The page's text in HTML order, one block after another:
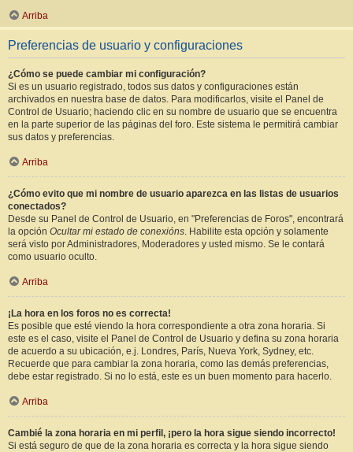
Arriba
Preferencias de usuario y configuraciones
¿Cómo se puede cambiar mi configuración?
Si es un usuario registrado, todos sus datos y configuraciones están
archivados en nuestra base de datos. Para modificarlos, visite el Panel de
Control de Usuario; haciendo clic en su nombre de usuario que se encuentra
en la parte superior de las páginas del foro. Este sistema le permitirá cambiar
sus datos y preferencias.
Arriba
¿Cómo evito que mi nombre de usuario aparezca en las listas de usuarios
conectados?
Desde su Panel de Control de Usuario, en "Preferencias de Foros", encontrará
la opción Ocultar mi estado de conexións. Habilite esta opción y solamente
será visto por Administradores, Moderadores y usted mismo. Se le contará
como usuario oculto.
Arriba
¡La hora en los foros no es correcta!
Es posible que esté viendo la hora correspondiente a otra zona horaria. Si
este es el caso, visite el Panel de Control de Usuario y defina su zona horaria
de acuerdo a su ubicación, e.j. Londres, París, Nueva York, Sydney, etc.
Recuerde que para cambiar la zona horaria, como las demás preferencias,
debe estar registrado. Si no lo está, este es un buen momento para hacerlo.
Arriba
Cambié la zona horaria en mi perfil, ¡pero la hora sigue siendo incorrecto!
Si está seguro de que de la zona horaria es correcta y la hora sigue siendo